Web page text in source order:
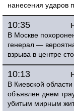
нанесения ударов
10:35
В Москве
генерал —
взрыва в центре
10:13
В Киевской области
объявлен днем
убитым мирным